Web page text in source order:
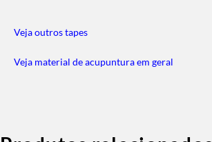
Veja outros tapes
Veja material de acupuntura em geral